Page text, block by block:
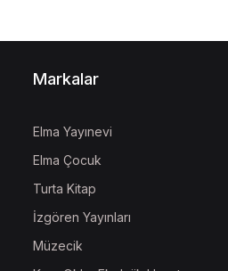
Markalar
Elma Yayınevi
Elma Çocuk
Turta Kitap
İzgören Yayınları
Müzecik